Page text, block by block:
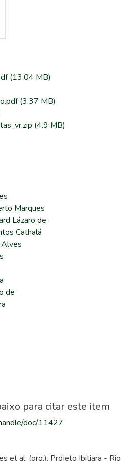
(13.04 MB)
(3.37 MB)
(4.9 MB)
Marques
Lázaro de
Cathalá
Alves
de
para citar este item
doc/11427
et al. (org.). Projeto Ibitiara - Rio